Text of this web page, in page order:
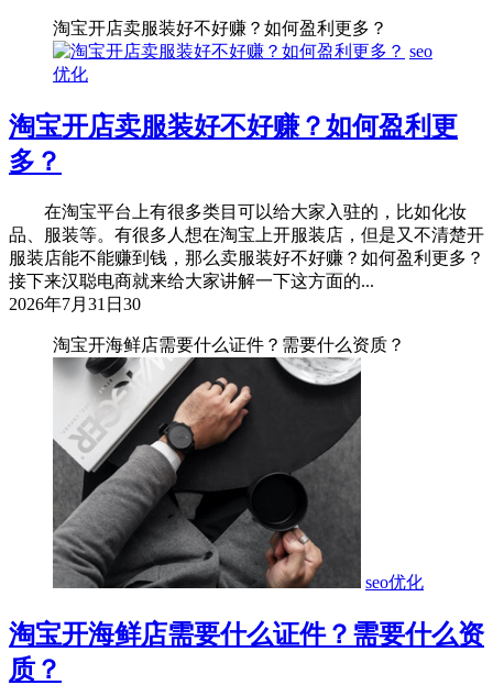
淘宝开店卖服装好不好赚？如何盈利更多？
seo
优化
淘宝开店卖服装好不好赚？如何盈利更
多？
在淘宝平台上有很多类目可以给大家入驻的，比如化妆
品、服装等。有很多人想在淘宝上开服装店，但是又不清楚开
服装店能不能赚到钱，那么卖服装好不好赚？如何盈利更多？
接下来汉聪电商就来给大家讲解一下这方面的...
2026年7月31日 30
淘宝开海鲜店需要什么证件？需要什么资质？
seo优化
淘宝开海鲜店需要什么证件？需要什么资
质？